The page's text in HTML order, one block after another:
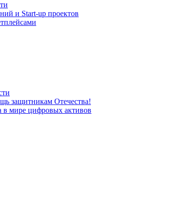
и Start-up проектов
защитникам Отечества!
мире цифровых активов